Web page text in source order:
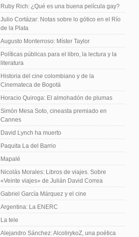
Ruby Rich: ¿Qué es una buena película gay?
Julio Cortázar: Notas sobre lo gótico en el Río
de la Plata
Augusto Monterroso: Míster Taylor
Políticas públicas para el libro, la lectura y la
literatura
Historia del cine colombiano y de la
Cinemateca de Bogotá
Horacio Quiroga: El almohadón de plumas
Simón Mesa Soto, cineasta premiado en
Cannes
David Lynch ha muerto
Paquita La del Barrio
Mapalé
Nicolás Morales: Libros de viajes. Sobre
«Veinte viajes» de Julián David Correa
Gabriel García Márquez y el cine
Argentina: La ENERC
La tele
Alejandro Sánchez: AlcolirykoZ, una poética